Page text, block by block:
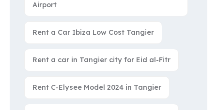
Airport
Rent a Car Ibiza Low Cost Tangier
Rent a car in Tangier city for Eid al-Fitr
Rent C-Elysee Model 2024 in Tangier